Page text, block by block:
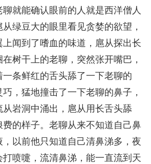
就能确认眼前的人就是西洋僧人
绿豆大的眼里看见贪婪的欲望，
闻到了嗜血的味道，扈从探出长
树干上的老聊，突然张开嘴巴，
条鲜红的舌头舔了一下老聊的
，猛地撞击了一下老聊的鼻子，
岩洞中涌出，扈从用长舌头舔
的样子。老聊从来不知道自己鼻
以前他只知道自己清鼻涕多，夜
喷嚏，流清鼻涕，能一直流到天